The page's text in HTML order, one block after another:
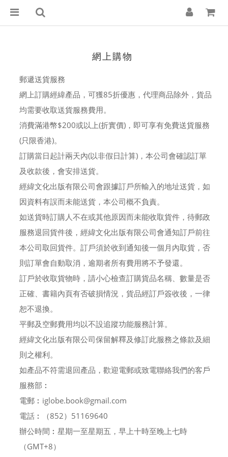
網上購物
郵遞送貨服務
網上訂購經緯產品，可獲85折優惠，代理商品除外，貨品
均需要收取送貨服務費用。
消費滿港幣$200或以上(折實價)，即可享有免費送貨服務
(只限香港)。
訂購當日起計兩天內(以非假日計算)，本公司會確認訂單
及收款後，會安排送貨。
經緯文化出版有限公司會跟據訂戶所輸入的地址送貨，如
因資料有誤而未能送貨，本公司概不負責。
如送貨時訂購人不在或其他原因而未能收取貨件，待郵政
服務退回貨件後，經緯文化出版有限公司會通知訂戶前往
本公司取回貨件。訂戶須於收到通知後一個月內取貨，否
則訂單會自動取消，逾期者所有費用將不予發還。
訂戶於收取貨物時，請小心檢查訂購貨品名稱、數量是否
正確、書籍內頁有否破損情況，貨品經訂戶簽收後，一律
恕不退換。
平郵及空郵費用均以不設追蹤功能服務計算。
經緯文化出版有限公司保留解釋及修訂此服務之條款及細
則之權利。
如產品不符需退回產品，歡迎電郵或致電聯絡我們的客戶
服務部︰
電郵︰iglobe.book@gmail.com
電話︰（852）51169640
辦公時間︰星期一至星期五，早上十時至晚上七時
（GMT+8）